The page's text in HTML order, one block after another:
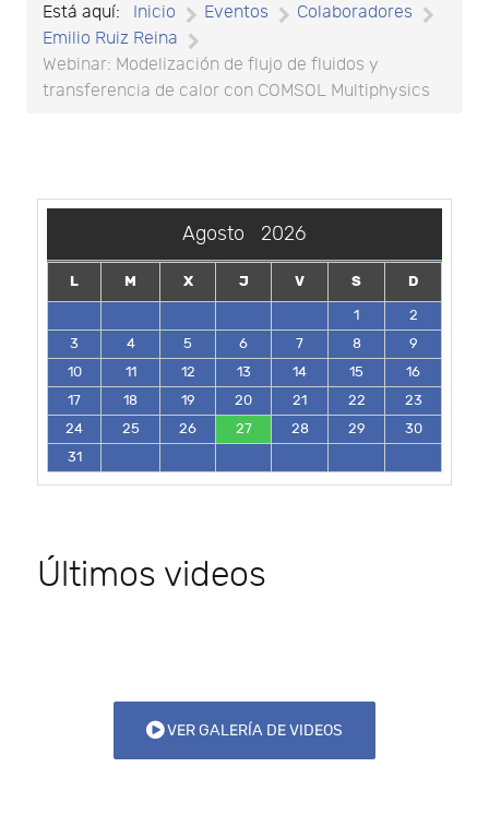
Está aquí: Inicio Eventos
Colaboradores
Emilio Ruiz Reina
Webinar: Modelización de flujo de fluidos y
transferencia de calor con COMSOL Multiphysics
Agosto 2026
L M X J V S
D
1
2
3
4 5 6 7 8
9
10
11 12 13 14 15
16
17
18 19 20 21 22
23
24
25 26 27 28 29
30
31
Últimos videos
VER GALERÍA DE VIDEOS